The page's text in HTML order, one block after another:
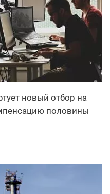
новый отбор на
половины